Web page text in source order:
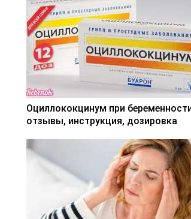
Оциллококцинум при
отзывы, инструкция, дозировка